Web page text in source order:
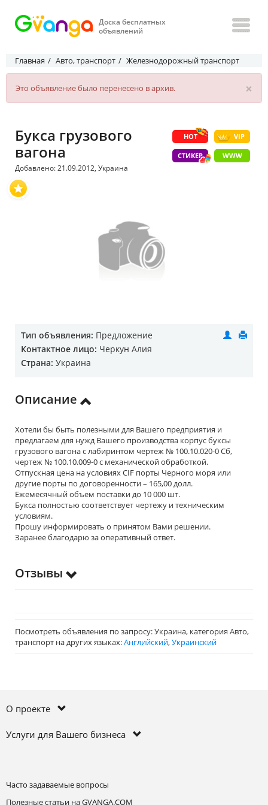
Доска бесплатных
объявлений
Главная Авто, транспорт Железнодорожный транспорт
×
Это объявление было перенесено в архив.
HOT VIP
СТИКЕР WWW
Букса грузового
вагона
Добавлено: 21.09.2012, Украина
Тип объявления: Предложение
Контактное лицо: Черкун Алия
Страна: Украина
Описание
Хотели бы быть полезными для Вашего предприятия и
предлагаем для нужд Вашего производства корпус буксы
грузового вагона с лабиринтом чертеж № 100.10.020-0 Сб,
чертеж № 100.10.009-0 с механической обработкой.
Отпускная цена на условиях CIF порты Черного моря или
другие порты по договоренности – 165,00 долл.
Ежемесячный объем поставки до 10 000 шт.
Букса полностью соответствует чертежу и техническим
условиям.
Прошу информировать о принятом Вами решении.
Заранее благодарю за оперативный ответ.
Отзывы
Посмотреть объявления по запросу: Украина, категория Авто,
транспорт на других языках:Английский,Украинский
О проекте
Услуги для Вашего бизнеса
Часто задаваемые вопросы
Полезные статьи на GVANGA.COM